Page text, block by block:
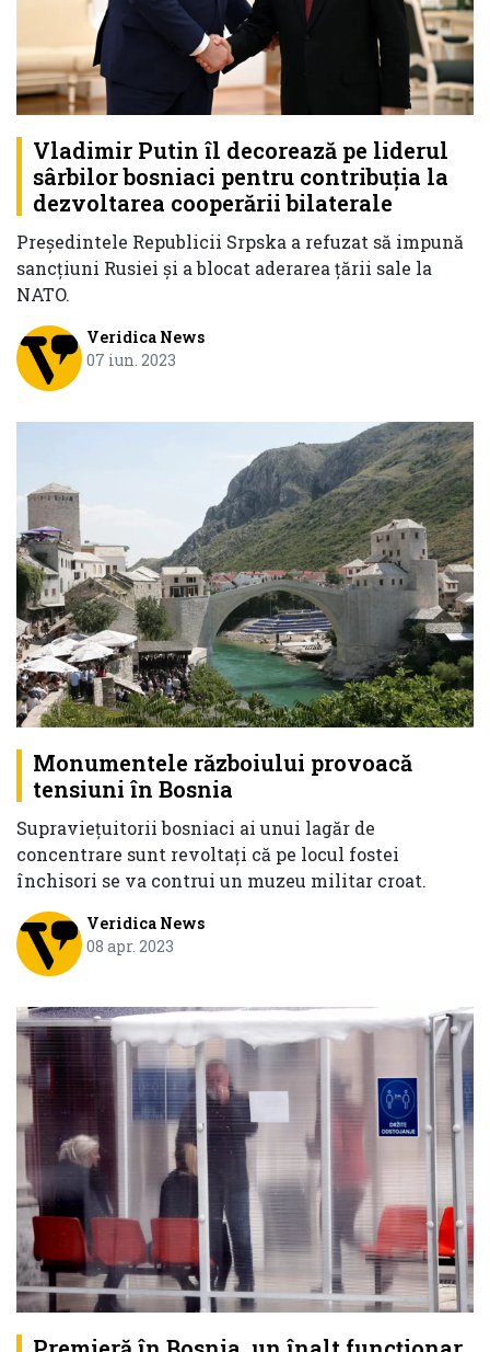
Vladimir Putin îl decorează pe liderul
sârbilor bosniaci pentru contribuţia la
dezvoltarea cooperării bilaterale
Preşedintele Republicii Srpska a refuzat să impună
sancţiuni Rusiei şi a blocat aderarea ţării sale la
NATO.
Veridica News
07 iun. 2023
Monumentele războiului provoacă
tensiuni în Bosnia
Supravieţuitorii bosniaci ai unui lagăr de
concentrare sunt revoltaţi că pe locul fostei
închisori se va contrui un muzeu militar croat.
Veridica News
08 apr. 2023